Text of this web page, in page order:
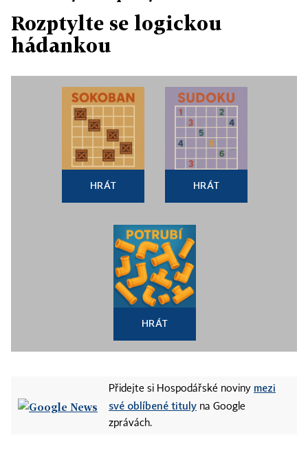
Rozptylte se logickou
hádankou
HRÁT HRÁT
HRÁT
Přidejte si Hospodářské noviny mezi
své oblíbené tituly na Google
zprávách.